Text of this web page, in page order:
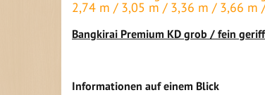
2,74 m / 3,05 m / 3,36 m / 3,66
Bangkirai Premium KD grob / fein
Informationen auf einem Blick